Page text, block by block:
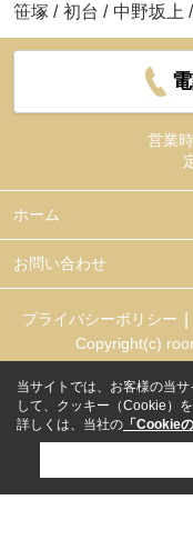
笹塚 / 初台 / 中野坂上 /
営業
ホーム
お問い合わせ
プライバシーポリシー
Copyright(c)
当サイトでは、お客様の当
して、クッキー（Cookie）を
詳しくは、当社の 「Cookie